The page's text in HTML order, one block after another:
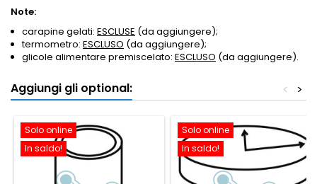
Note:
carapine gelati: ESCLUSE (da aggiungere);
termometro: ESCLUSO (da aggiungere);
glicole alimentare premiscelato: ESCLUSO (da aggiungere).
Aggiungi gli optional: >
<
Solo online
In saldo!
Solo online
In saldo!